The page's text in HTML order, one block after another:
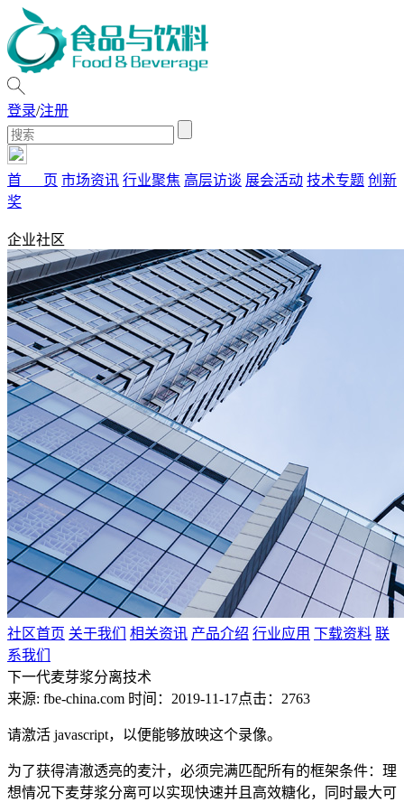
登录/注册
首 页 市场资讯 行业聚焦 高层访谈 展会活动 技术专题 创新
奖
企业社区
社区首页 关于我们 相关资讯 产品介绍 行业应用 下载资料 联
系我们
下一代麦芽浆分离技术
来源: fbe-china.com 时间：2019-11-17点击：2763
请激活 javascript，以便能够放映这个录像。
为了获得清澈透亮的麦汁，必须完满匹配所有的框架条件：理
想情况下麦芽浆分离可以实现快速并且高效糖化，同时最大可